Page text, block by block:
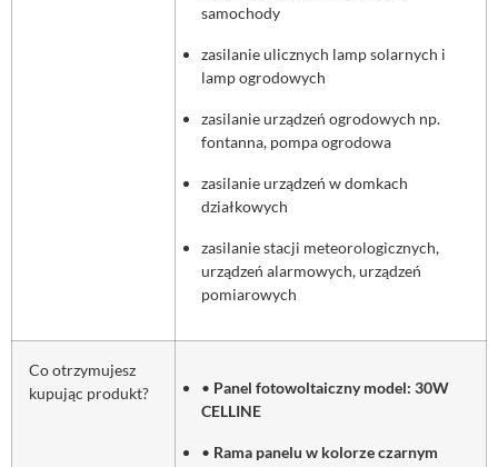
samochody
zasilanie ulicznych lamp solarnych i
lamp ogrodowych
zasilanie urządzeń ogrodowych np.
fontanna, pompa ogrodowa
zasilanie urządzeń w domkach
działkowych
zasilanie stacji meteorologicznych,
urządzeń alarmowych, urządzeń
pomiarowych
Co otrzymujesz
kupując produkt?
• Panel fotowoltaiczny model: 30W
CELLINE
• Rama panelu w kolorze czarnym